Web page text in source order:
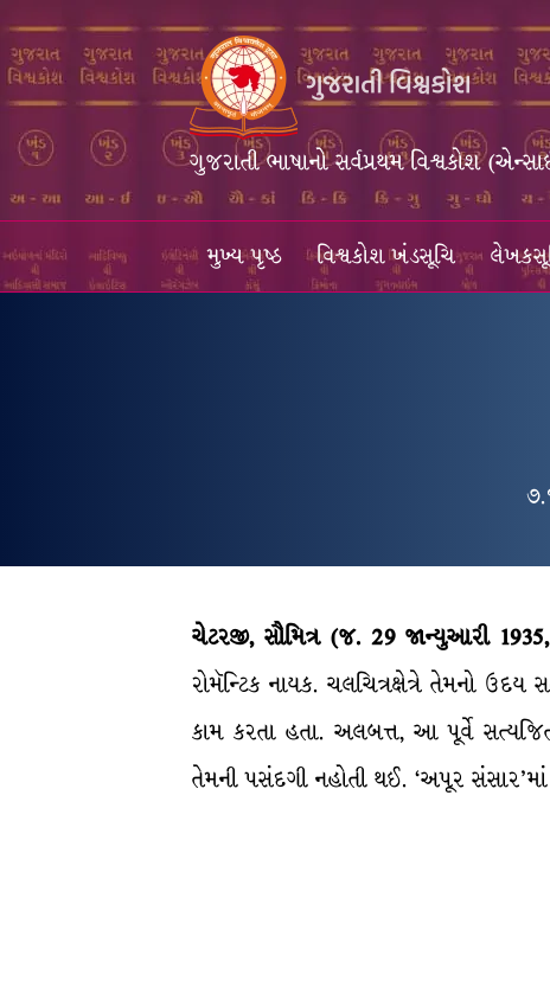
ગુજરાતી ભાષાનો સર્વપ્રથમ વિશ્વકોશ
મુખ્ય પૃષ્ઠ વિશ્વકોશ ખંડસૂચિ
ચેટરજી, સૌમિત્ર (જ. 29 જાન્યુઆરી
રોમૅન્ટિક નાયક. ચલચિત્રક્ષેત્રે તેમનો
કામ કરતા હતા. અલબત્ત, આ પૂર્વે
તેમની પસંદગી નહોતી થઈ. ‘અપૂર